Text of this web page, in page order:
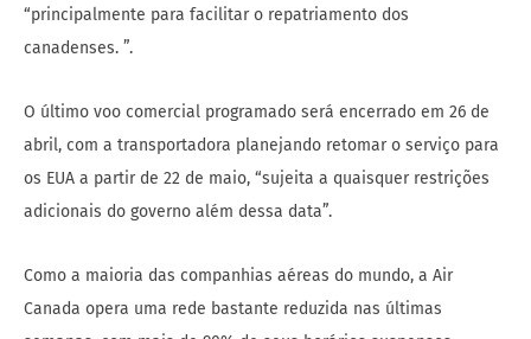
“principalmente para facilitar o repatriamento dos
canadenses. ”.
O último voo comercial programado será encerrado em 26 de
abril, com a transportadora planejando retomar o serviço para
os EUA a partir de 22 de maio, “sujeita a quaisquer restrições
adicionais do governo além dessa data”.
Como a maioria das companhias aéreas do mundo, a Air
Canada opera uma rede bastante reduzida nas últimas